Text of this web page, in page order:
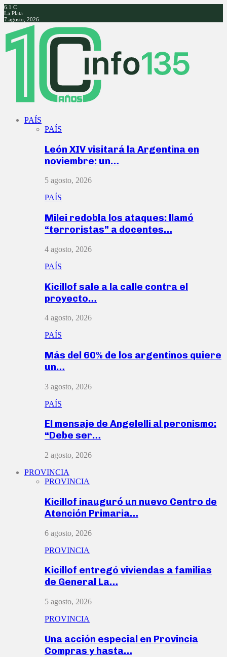
6.1 C
La Plata
7 agosto, 2026
Facebook
Twitter
Instagram
Youtube
PAÍS
PAÍS
León XIV visitará la Argentina en
noviembre: un…
5 agosto, 2026
PAÍS
Milei redobla los ataques: llamó
“terroristas” a docentes…
4 agosto, 2026
PAÍS
Kicillof sale a la calle contra el
proyecto…
4 agosto, 2026
PAÍS
Más del 60% de los argentinos quiere
un…
3 agosto, 2026
PAÍS
El mensaje de Angelelli al peronismo:
“Debe ser…
2 agosto, 2026
PROVINCIA
PROVINCIA
Kicillof inauguró un nuevo Centro de
Atención Primaria…
6 agosto, 2026
PROVINCIA
Kicillof entregó viviendas a familias
de General La…
5 agosto, 2026
PROVINCIA
Una acción especial en Provincia
Compras y hasta…